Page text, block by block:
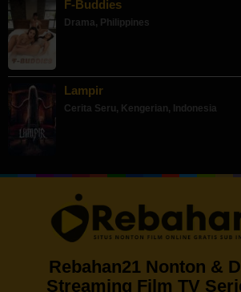
F-Buddies
Drama, Philippines
Lampir
Cerita Seru, Kengerian, Indonesia
Rebahan21 Nonton &
Streaming Film TV